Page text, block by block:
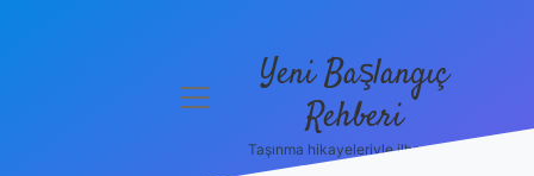
menüyü
Yeni Başlangıç
Rehberi
Taşınma hikayeleriyle ilham bul!